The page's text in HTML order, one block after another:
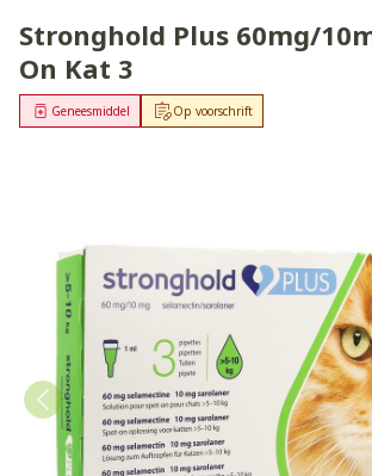
Stronghold Plus 60mg/
On Kat 3
Op voorschrift
Geneesmiddel